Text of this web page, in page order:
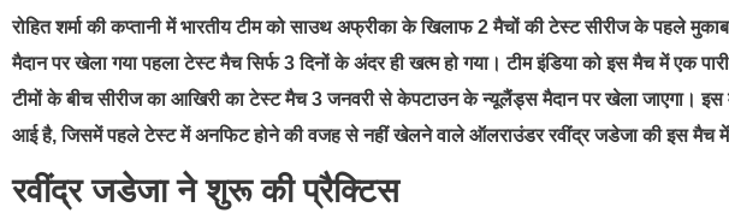
रोहित शर्मा की कप्तानी में भारतीय टीम को साउथ अफ्रीका के खिलाफ 2 मैचों की टेस्ट सीरीज के पहले
मैदान पर खेला गया पहला टेस्ट मैच सिर्फ 3 दिनों के अंदर ही खत्म हो गया। टीम इंडिया को इस मैच में एक
टीमों के बीच सीरीज का आखिरी का टेस्ट मैच 3 जनवरी से केपटाउन के न्यूलैंड्स मैदान पर खेला जाएगा।
आई है, जिसमें पहले टेस्ट में अनफिट होने की वजह से नहीं खेलने वाले ऑलराउंडर रवींद्र जडेजा की इस मैच
रवींद्र जडेजा ने शुरू की प्रैक्टिस